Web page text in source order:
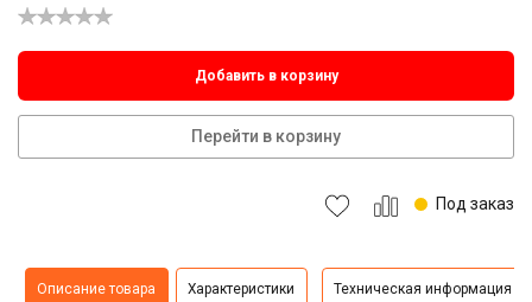
Добавить в корзину
Перейти в корзину
Под заказ
Описание товара Характеристики Техническая информация